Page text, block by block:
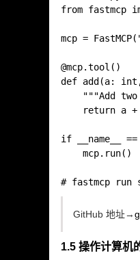
from fastmcp
mcp =
@mcp.tool()
def add(a:
"""Add two
return a +
if __name__
    mcp.run()
GitHub 地址→
1.5 操作计算机